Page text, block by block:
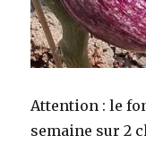
Attention : le
semaine sur 2